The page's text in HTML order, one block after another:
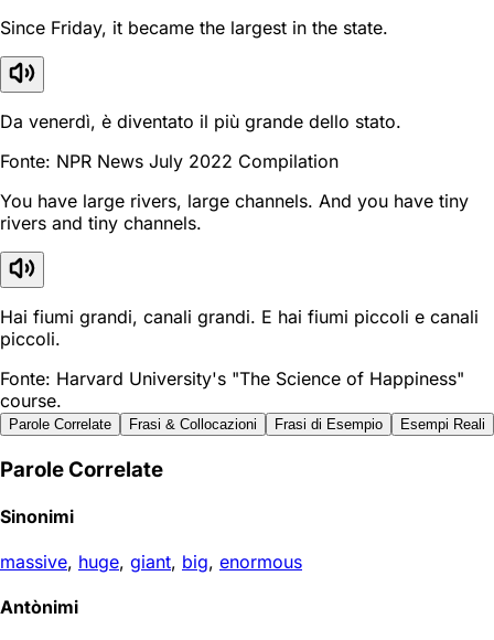
Since Friday, it became the largest in the state.
Da venerdì, è diventato il più grande dello stato.
Fonte: NPR News July 2022 Compilation
You have large rivers, large channels. And you have tiny
rivers and tiny channels.
Hai fiumi grandi, canali grandi. E hai fiumi piccoli e canali
piccoli.
Fonte: Harvard University's "The Science of Happiness"
course.
Parole Correlate Frasi & Collocazioni Frasi di Esempio Esempi Reali
Parole Correlate
Sinonimi
massive, huge, giant, big, enormous
Antònimi